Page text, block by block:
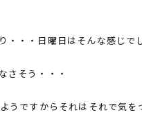
・・・日曜日はそんな感じで
さそう・・・
うですからそれはそれで気を